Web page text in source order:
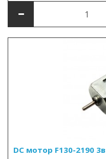
DC мотор F130-2190 3в